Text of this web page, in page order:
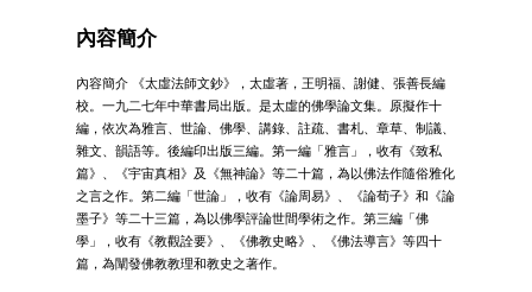
內容簡介
內容簡介 《太虛法師文鈔》，太虛著，王明福、謝健、張善長編
校。一九二七年中華書局出版。是太虛的佛學論文集。原擬作十
編，依次為雅言、世論、佛學、講錄、註疏、書札、章草、制議、
雜文、韻語等。後編印出版三編。第一編「雅言」，收有《致私
篇》、《宇宙真相》及《無神論》等二十篇，為以佛法作隨俗雅化
之言之作。第二編「世論」，收有《論周易》、《論荀子》和《論
墨子》等二十三篇，為以佛學評論世間學術之作。第三編「佛
學」，收有《教觀詮要》、《佛教史略》、《佛法導言》等四十
篇，為闡發佛教教理和教史之著作。